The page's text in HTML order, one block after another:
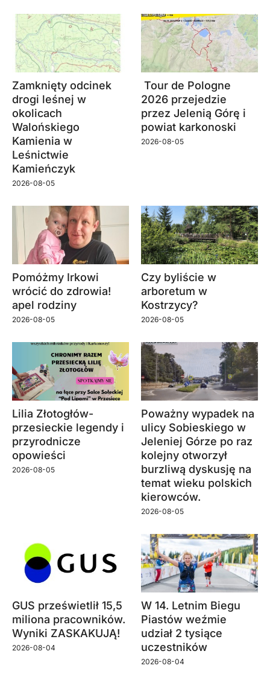
Zamknięty odcinek
drogi leśnej w
okolicach
Walońskiego
Kamienia w
Leśnictwie
Kamieńczyk
2026-08-05
Tour de Pologne
2026 przejedzie
przez Jelenią Górę i
powiat karkonoski
2026-08-05
Pomóżmy Irkowi
wrócić do zdrowia!
apel rodziny
2026-08-05
Czy byliście w
arboretum w
Kostrzycy?
2026-08-05
Lilia Złotogłów-
przesieckie legendy i
przyrodnicze
opowieści
2026-08-05
Poważny wypadek na
ulicy Sobieskiego w
Jeleniej Górze po raz
kolejny otworzył
burzliwą dyskusję na
temat wieku polskich
kierowców.
2026-08-05
GUS prześwietlił 15,5
miliona pracowników.
Wyniki ZASKAKUJĄ!
2026-08-04
W 14. Letnim Biegu
Piastów weźmie
udział 2 tysiące
uczestników
2026-08-04